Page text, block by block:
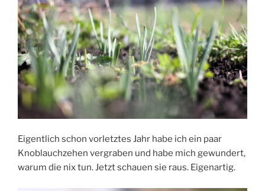
Eigentlich schon vorletztes Jahr habe ich ein paar
Knoblauchzehen vergraben und habe mich gewundert,
warum die nix tun. Jetzt schauen sie raus. Eigenartig.